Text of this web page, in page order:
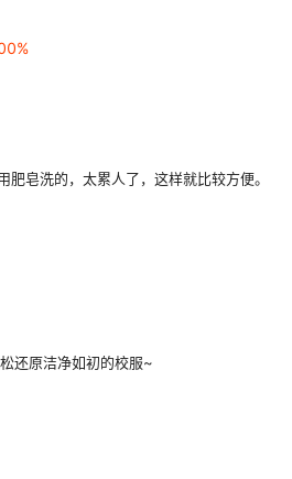
%
皂洗的，太累人了，这样就比较方便。
还原洁净如初的校服~